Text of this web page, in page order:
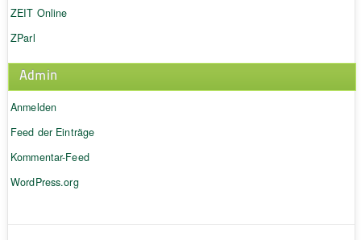
ZEIT Online
ZParl
Admin
Anmelden
Feed der Einträge
Kommentar-Feed
WordPress.org